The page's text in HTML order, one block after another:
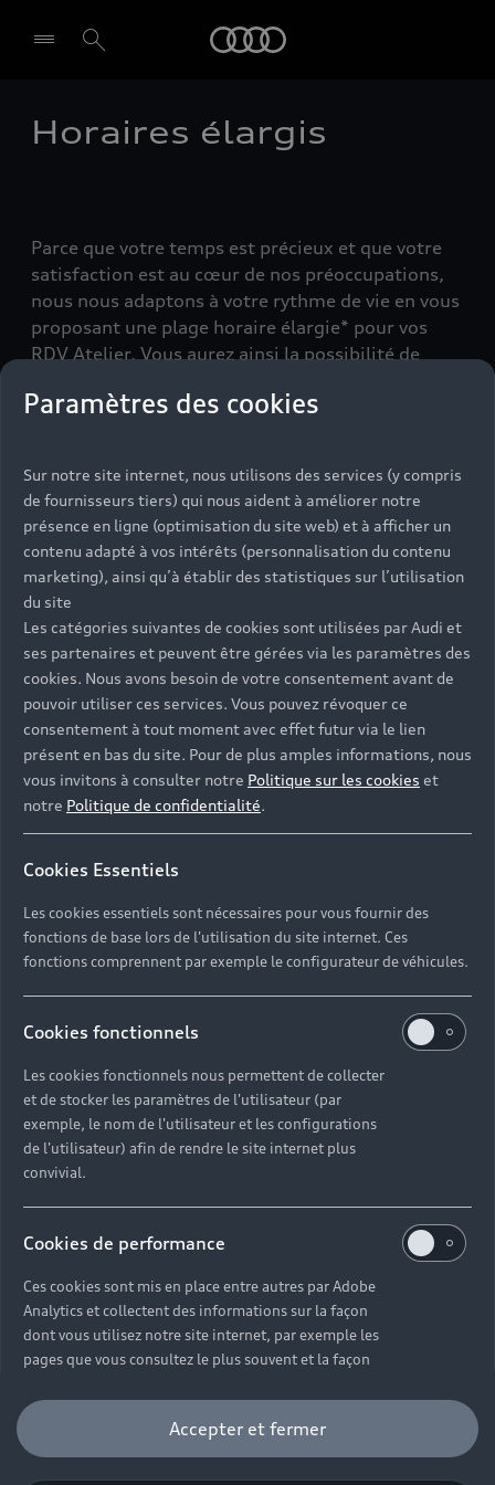
Select dealer
Horaires élargis
Parce que votre temps est précieux et que votre
satisfaction est au cœur de nos préoccupations,
nous nous adaptons à votre rythme de vie en vous
proposant une plage horaire élargie* pour vos
RDV Atelier. Vous aurez ainsi la possibilité de
mieux.
fiabilité. Nos prestations ont un seul et même
objectif : votre satisfaction.
Lorsque vous confiez l’entretien de votre véhicule
à notre Service Après-Vente, vous pouvez faire
confiance à nos techniciens experts car ils
possèdent les connaissances, les compétences et
les outils nécessaires pour réaliser les
interventions les plus complexes.
Retour en haut
Tous les modèles
Véhicules d'occasion disponibles
Demander un essai
Contactez-nous
Modèles
Sport
Achat et location
Voir nos véhicules disponibles
Offres du moment
Votre Audi
Entretenir et réparer mon Audi
Action de Service EA 189
Univers Audi
Audi Sport
Carrières
© 2024 Cotrans Automobiles. Tous droits réservés.
Mentions légales
Politique sur les cookies
Politique de confidentialité
Certains des équipements et options présentés sur les
visuels peuvent ne pas être disponibles à la Réunion.
Paramètres des cookies
Sur notre site internet, nous utilisons des services (y compris
de fournisseurs tiers) qui nous aident à améliorer notre
présence en ligne (optimisation du site web) et à afficher un
contenu adapté à vos intérêts (personnalisation du contenu
marketing), ainsi qu’à établir des statistiques sur l’utilisation
du site
Les catégories suivantes de cookies sont utilisées par Audi et
ses partenaires et peuvent être gérées via les paramètres des
cookies. Nous avons besoin de votre consentement avant de
pouvoir utiliser ces services. Vous pouvez révoquer ce
consentement à tout moment avec effet futur via le lien
présent en bas du site. Pour de plus amples informations, nous
vous invitons à consulter notre Politique sur les cookies et
notre Politique de confidentialité.
Accepter et fermer
Cookies Essentiels
Les cookies essentiels sont nécessaires pour vous fournir des
fonctions de base lors de l'utilisation du site internet. Ces
fonctions comprennent par exemple le configurateur de véhicules.
Cookies fonctionnels
Les cookies fonctionnels nous permettent de collecter
et de stocker les paramètres de l'utilisateur (par
exemple, le nom de l'utilisateur et les configurations
de l'utilisateur) afin de rendre le site internet plus
convivial.
Cookies de performance
Ces cookies sont mis en place entre autres par Adobe
Analytics et collectent des informations sur la façon
dont vous utilisez notre site internet, par exemple les
pages que vous consultez le plus souvent et la façon
améliorer la convivialité du site internet et donc à
améliorer votre expérience d'utilisateur. Veuillez noter
que vous pouvez à tout moment retirer votre
consentement à l'installation de cookies de